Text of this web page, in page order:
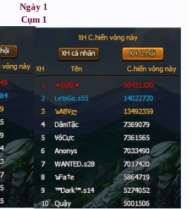
Ngày 1
Cụm 1